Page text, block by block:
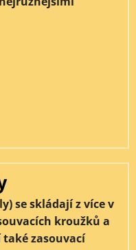
se skládají z více v
kroužků a
zasouvací